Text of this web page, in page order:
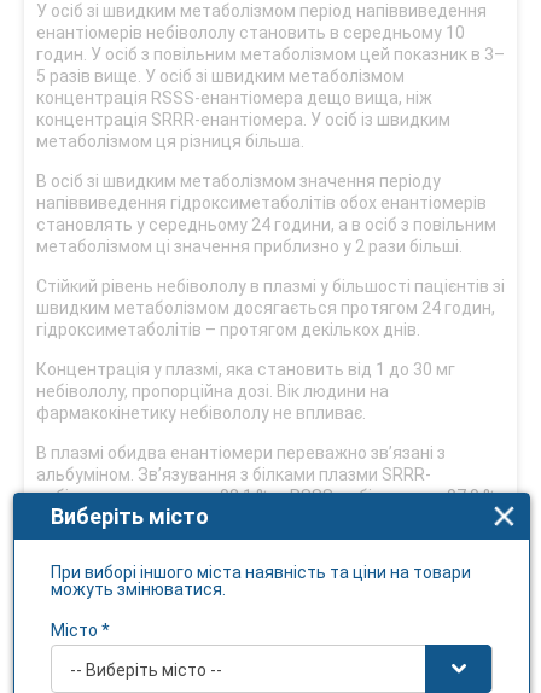
У осіб зі швидким метаболізмом період напіввиведення
енантіомерів небівололу становить в середньому 10
годин. У осіб з повільним метаболізмом цей показник в 3–
5 разів вище. У осіб зі швидким метаболізмом
концентрація RSSS-енантіомера дещо вища, ніж
концентрація SRRR-енантіомера. У осіб із швидким
метаболізмом ця різниця більша.
В осіб зі швидким метаболізмом значення періоду
напіввиведення гідроксиметаболітів обох енантіомерів
становлять у середньому 24 години, а в осіб з повільним
метаболізмом ці значення приблизно у 2 рази більші.
Стійкий рівень небівололу в плазмі у більшості пацієнтів зі
швидким метаболізмом досягається протягом 24 годин,
гідроксиметаболітів – протягом декількох днів.
Концентрація у плазмі, яка становить від 1 до 30 мг
небівололу, пропорційна дозі. Вік людини на
фармакокінетику небівололу не впливає.
В плазмі обидва енантіомери переважно зв’язані з
альбуміном. Зв’язування з білками плазми SRRR-
небівололу становить 98,1 %, а RSSS-небівололу – 97,9 %.
Через тиждень після застосування 38 % дози
незміненого небівололу нирками становить менше 0,5 %
дози.
Показання
Есенціальна артеріальна гіпертензія.
Виберіть місто
При виборі іншого міста наявність та ціни на товари
можуть змінюватися.
Місто *
-- Виберіть місто --